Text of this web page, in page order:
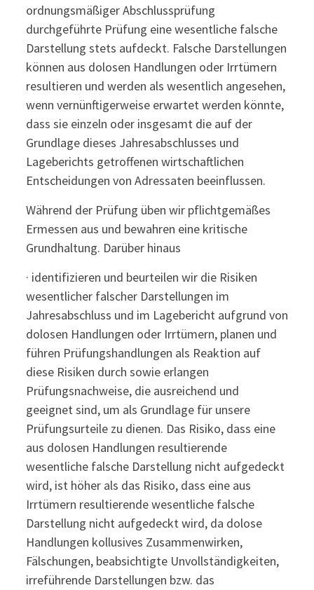
ordnungsmäßiger Abschlussprüfung
durchgeführte Prüfung eine wesentliche falsche
Darstellung stets aufdeckt. Falsche Darstellungen
können aus dolosen Handlungen oder Irrtümern
resultieren und werden als wesentlich angesehen,
wenn vernünftigerweise erwartet werden könnte,
dass sie einzeln oder insgesamt die auf der
Grundlage dieses Jahresabschlusses und
Lageberichts getroffenen wirtschaftlichen
Entscheidungen von Adressaten beeinflussen.
Während der Prüfung üben wir pflichtgemäßes
Ermessen aus und bewahren eine kritische
Grundhaltung. Darüber hinaus
· identifizieren und beurteilen wir die Risiken
wesentlicher falscher Darstellungen im
Jahresabschluss und im Lagebericht aufgrund von
dolosen Handlungen oder Irrtümern, planen und
führen Prüfungshandlungen als Reaktion auf
diese Risiken durch sowie erlangen
Prüfungsnachweise, die ausreichend und
geeignet sind, um als Grundlage für unsere
Prüfungsurteile zu dienen. Das Risiko, dass eine
aus dolosen Handlungen resultierende
wesentliche falsche Darstellung nicht aufgedeckt
wird, ist höher als das Risiko, dass eine aus
Irrtümern resultierende wesentliche falsche
Darstellung nicht aufgedeckt wird, da dolose
Handlungen kollusives Zusammenwirken,
Fälschungen, beabsichtigte Unvollständigkeiten,
irreführende Darstellungen bzw. das